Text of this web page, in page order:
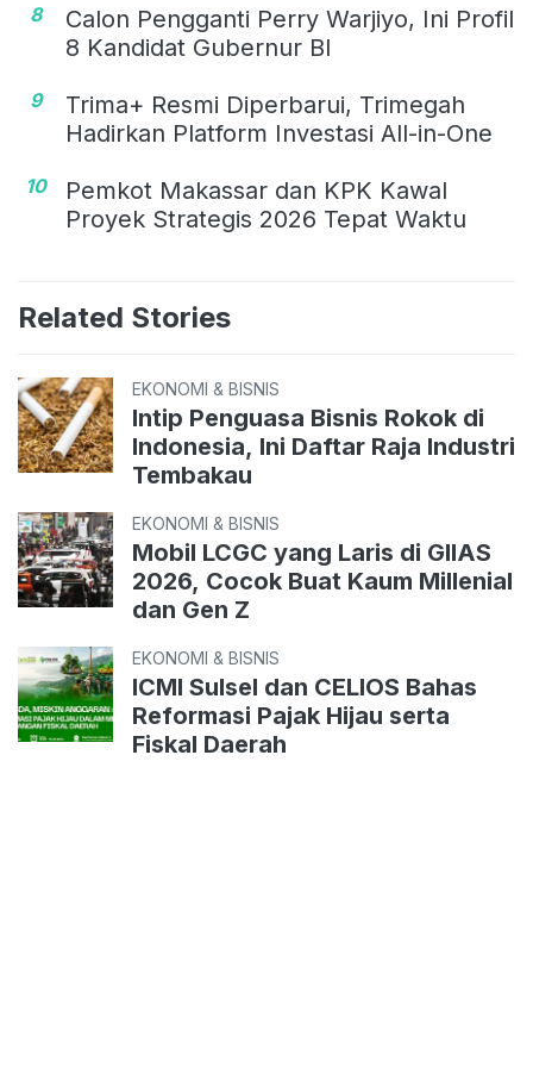
8
Calon Pengganti Perry Warjiyo, Ini Profil
8 Kandidat Gubernur BI
9
Trima+ Resmi Diperbarui, Trimegah
Hadirkan Platform Investasi All-in-One
10
Pemkot Makassar dan KPK Kawal
Proyek Strategis 2026 Tepat Waktu
Related Stories
EKONOMI & BISNIS
Intip Penguasa Bisnis Rokok di
Indonesia, Ini Daftar Raja Industri
Tembakau
EKONOMI & BISNIS
Mobil LCGC yang Laris di GIIAS
2026, Cocok Buat Kaum Millenial
dan Gen Z
EKONOMI & BISNIS
ICMI Sulsel dan CELIOS Bahas
Reformasi Pajak Hijau serta
Fiskal Daerah